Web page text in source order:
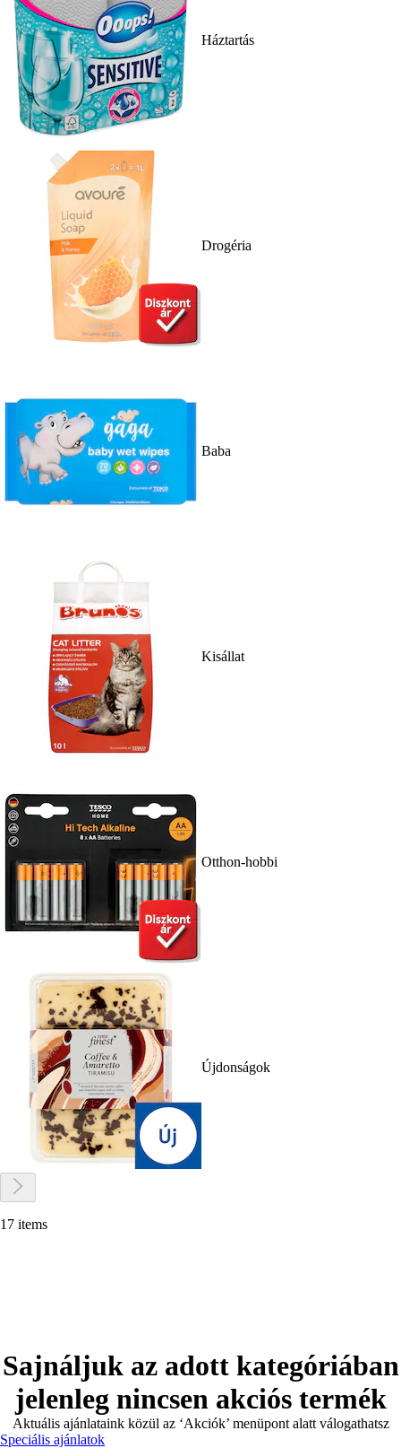
Háztartás
Drogéria
Baba
Kisállat
Otthon-hobbi
Újdonságok
17 items
Sajnáljuk az adott kategóriában
jelenleg nincsen akciós termék
Aktuális ajánlataink közül az ‘Akciók’ menüpont alatt válogathatsz
Speciális ajánlatok